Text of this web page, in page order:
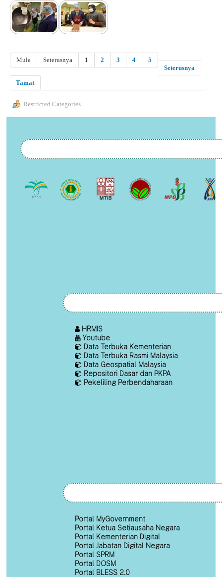
Mula Seterusnya 1 2 3 4
5
Seterusnya
Tamat
Restricted Categories
HRMIS
Youtube
Data Terbuka Kementerian
Data Terbuka Rasmi Malaysia
Data Geospatial Malaysia
Repositori Dasar dan PKPA
Pekeliling Perbendaharaan
Portal MyGovernment
Portal Ketua Setiausaha Negara
Portal Kementerian Digital
Portal Jabatan Digital Negara
Portal SPRM
Portal DOSM
Portal BLESS 2.0